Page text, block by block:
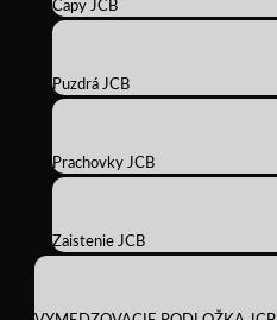
Čapy JCB
Puzdrá JCB
Prachovky JCB
Zaistenie JCB